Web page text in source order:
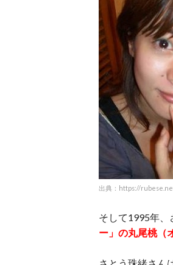
出典：https://
そして1995年、
ー」の丸尾桃（